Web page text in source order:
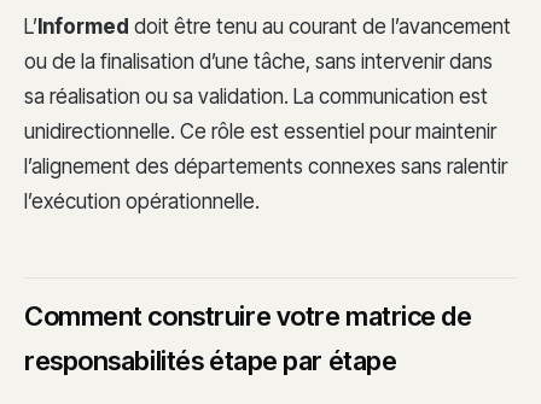
L’Informed doit être tenu au courant de l’avancement
ou de la finalisation d’une tâche, sans intervenir dans
sa réalisation ou sa validation. La communication est
unidirectionnelle. Ce rôle est essentiel pour maintenir
l’alignement des départements connexes sans ralentir
l’exécution opérationnelle.
Comment construire votre matrice de
responsabilités étape par étape